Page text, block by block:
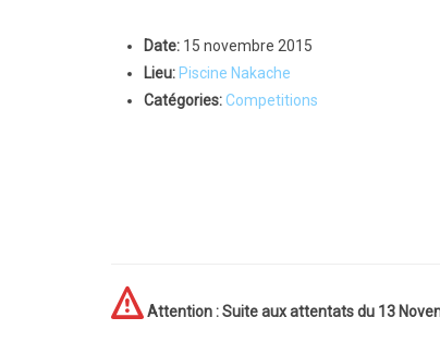
Date: 15 novembre 2015
Lieu: Piscine Nakache
Catégories:Competitions
Attention : Suite aux attentats du 13